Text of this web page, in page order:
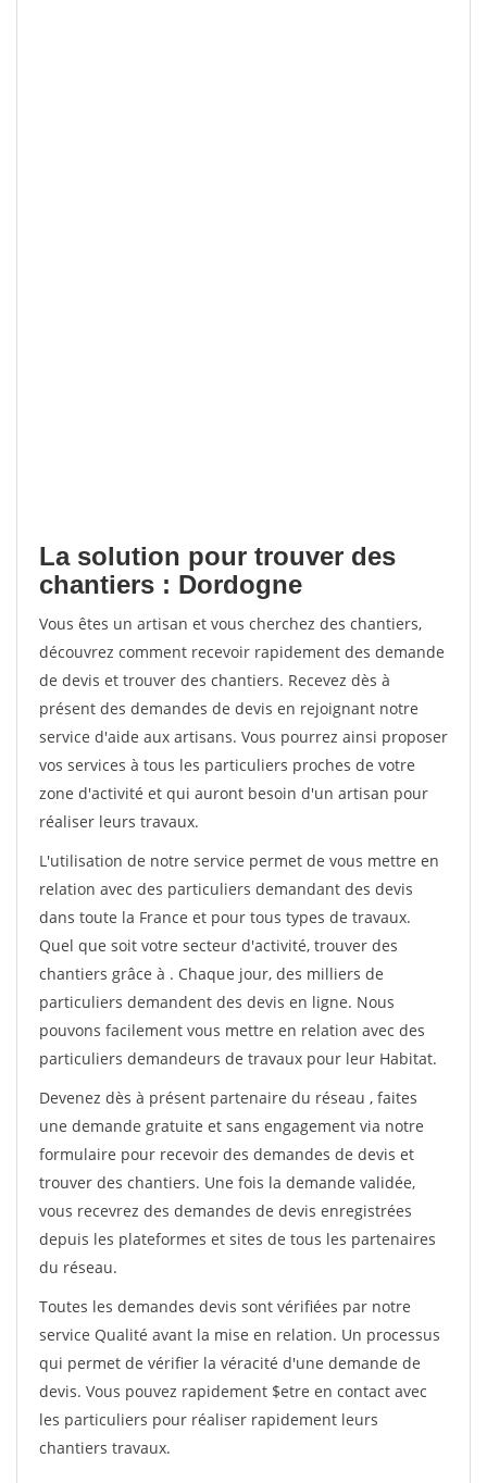
La solution pour trouver des
chantiers : Dordogne
Vous êtes un artisan et vous cherchez des chantiers,
découvrez comment recevoir rapidement des demande
de devis et trouver des chantiers. Recevez dès à
présent des demandes de devis en rejoignant notre
service d'aide aux artisans. Vous pourrez ainsi proposer
vos services à tous les particuliers proches de votre
zone d'activité et qui auront besoin d'un artisan pour
réaliser leurs travaux.
L'utilisation de notre service permet de vous mettre en
relation avec des particuliers demandant des devis
dans toute la France et pour tous types de travaux.
Quel que soit votre secteur d'activité, trouver des
chantiers grâce à . Chaque jour, des milliers de
particuliers demandent des devis en ligne. Nous
pouvons facilement vous mettre en relation avec des
particuliers demandeurs de travaux pour leur Habitat.
Devenez dès à présent partenaire du réseau , faites
une demande gratuite et sans engagement via notre
formulaire pour recevoir des demandes de devis et
trouver des chantiers. Une fois la demande validée,
vous recevrez des demandes de devis enregistrées
depuis les plateformes et sites de tous les partenaires
du réseau.
Toutes les demandes devis sont vérifiées par notre
service Qualité avant la mise en relation. Un processus
qui permet de vérifier la véracité d'une demande de
devis. Vous pouvez rapidement $etre en contact avec
les particuliers pour réaliser rapidement leurs
chantiers travaux.